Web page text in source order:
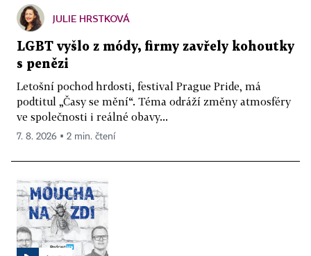
JULIE HRSTKOVÁ
LGBT vyšlo z módy, firmy zavřely kohoutky
s penězi
Letošní pochod hrdosti, festival Prague Pride, má
podtitul „Časy se mění“. Téma odráží změny atmosféry
ve společnosti i reálné obavy...
7. 8. 2026 ▪ 2 min. čtení